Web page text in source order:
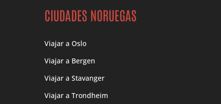
CIUDADES NORUEGAS
Viajar a Oslo
Viajar a Bergen
Viajar a Stavanger
Viajar a Trondheim